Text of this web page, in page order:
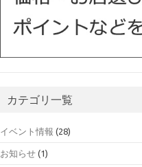
カテゴリ一覧
イベント情報 (28)
お知らせ (1)